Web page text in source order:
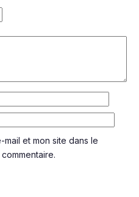
mail et mon site dans le